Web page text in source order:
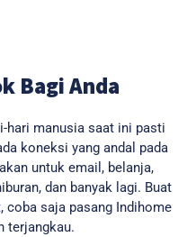
Bagi Anda
hari manusia saat ini pasti
koneksi yang andal pada
untuk email, belanja,
dan banyak lagi. Buat
coba saja pasang Indihome
terjangkau.